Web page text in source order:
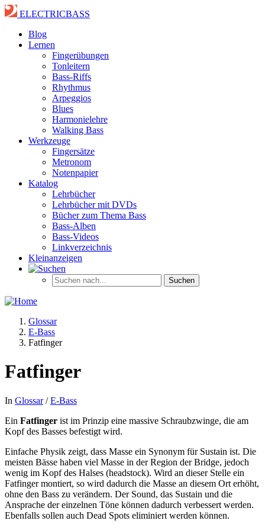
ELECTRICBASS
Blog
Lernen
Fingerübungen
Tonleitern
Bass-Riffs
Rhythmus
Arpeggios
Blues
Harmonielehre
Walking Bass
Werkzeuge
Fingersätze
Metronom
Notenpapier
Katalog
Lehrbücher
Lehrbücher mit DVDs
Bücher zum Thema Bass
Bass-Alben
Bass-Videos
Linkverzeichnis
Kleinanzeigen
Glossar
E-Bass
Fatfinger
Fatfinger
In Glossar/E-Bass
Ein Fatfinger ist im Prinzip eine massive Schraubzwinge, die am
Kopf des Basses befestigt wird.
Einfache Physik zeigt, dass Masse ein Synonym für Sustain ist. Die
meisten Bässe haben viel Masse in der Region der Bridge, jedoch
wenig im Kopf des Halses (headstock). Wird an dieser Stelle ein
Fatfinger montiert, so wird dadurch die Masse an diesem Ort erhöht,
ohne den Bass zu verändern. Der Sound, das Sustain und die
Ansprache der einzelnen Töne können dadurch verbessert werden.
Ebenfalls sollen auch Dead Spots eliminiert werden können.